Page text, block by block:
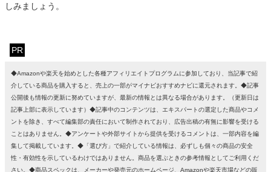
しみましょう。
PR
◆Amazonや楽天を始めとした各種アフィリエイトプログラムに参加しており、当記事で紹
介している商品を購入すると、売上の一部がマイナビおすすめナビに還元されます。◆記事
公開後も情報の更新に努めていますが、最新の情報とは異なる場合があります。（更新日は
記事上部に表示しています）◆記事中のコンテンツは、エキスパートの選定した商品やコメ
ントを除き、すべて編集部の責任において制作されており、広告出稿の有無に影響を受ける
ことはありません。◆アンケートや外部サイトから提供を受けるコメントは、一部内容を編
集して掲載しています。◆「選び方」で紹介している情報は、必ずしも個々の商品の安全
性・有効性を示しているわけではありません。商品を選ぶときの参考情報としてご利用くだ
さい。◆商品スペックは、メーカーや発売元のホームページ、Amazonや楽天市場などの販